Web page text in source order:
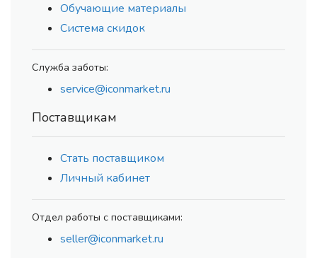
Обучающие материалы
Система скидок
Служба заботы:
service@iconmarket.ru
Поставщикам
Стать поставщиком
Личный кабинет
Отдел работы с поставщиками:
seller@iconmarket.ru